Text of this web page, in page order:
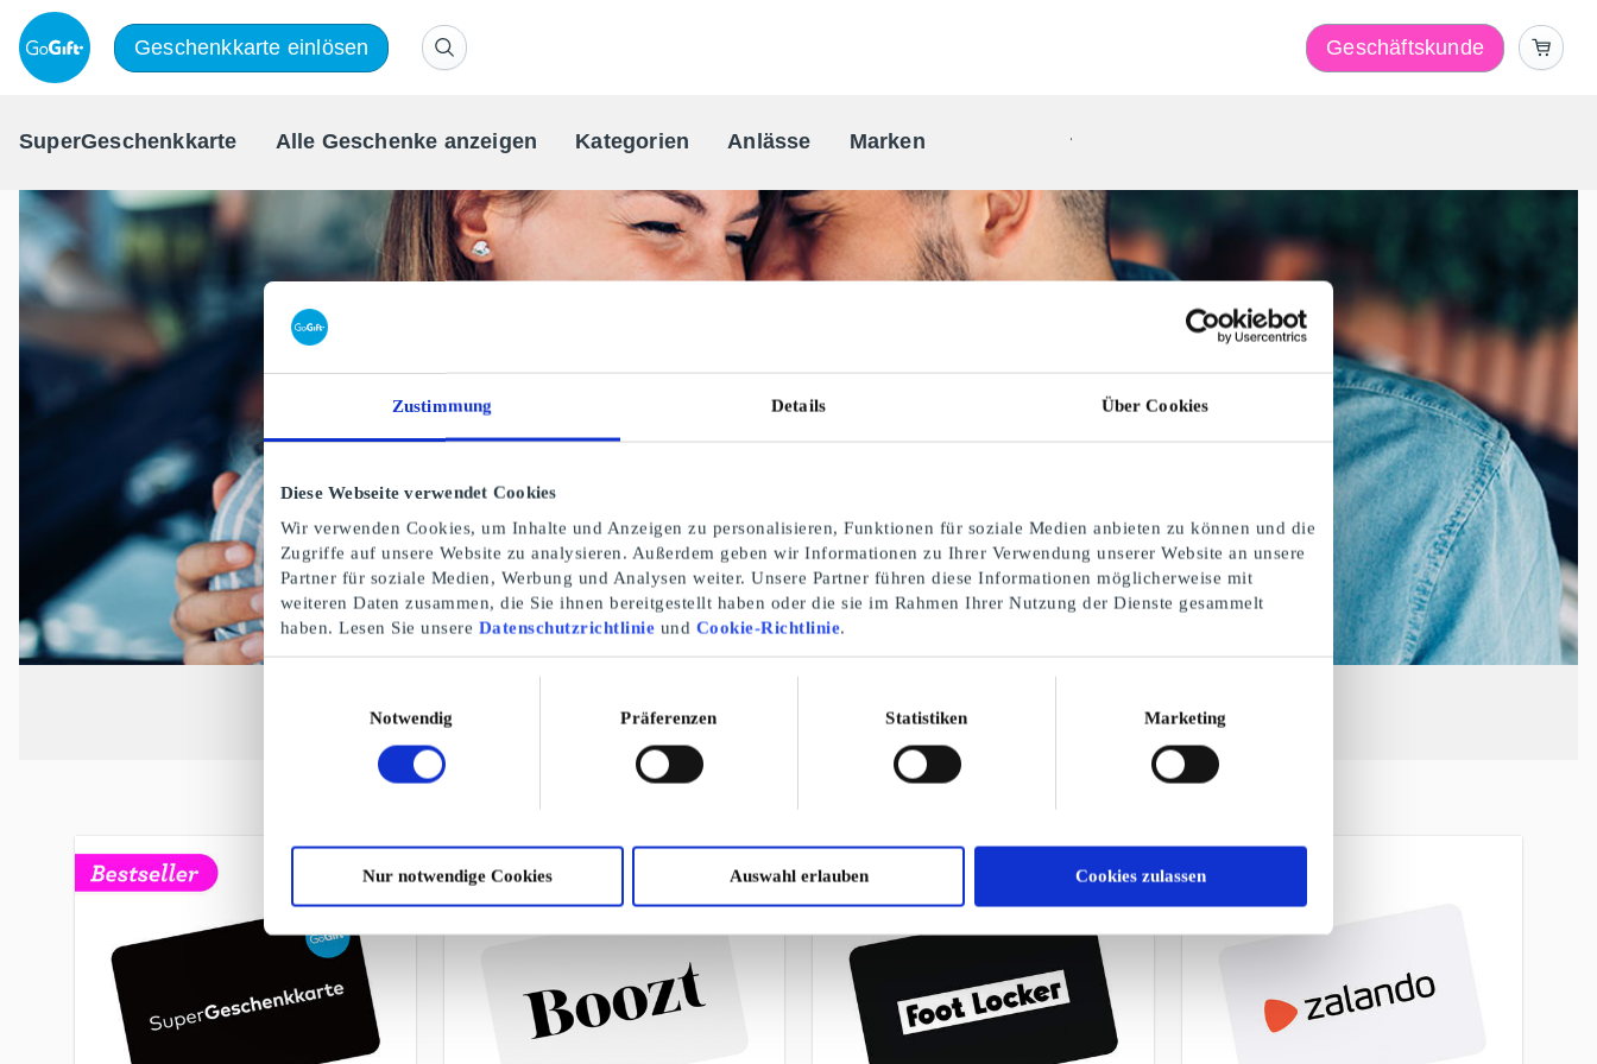
Zustimmung Details Über Cookies
Diese Webseite verwendet Cookies
Wir verwenden Cookies, um Inhalte und Anzeigen zu personalisieren, Funktionen für soziale Medien anbieten zu können und die
Zugriffe auf unsere Website zu analysieren. Außerdem geben wir Informationen zu Ihrer Verwendung unserer Website an unsere
Partner für soziale Medien, Werbung und Analysen weiter. Unsere Partner führen diese Informationen möglicherweise mit
weiteren Daten zusammen, die Sie ihnen bereitgestellt haben oder die sie im Rahmen Ihrer Nutzung der Dienste gesammelt
haben. Lesen Sie unsere Datenschutzrichtlinie und Cookie-Richtlinie.
Notwendig
Präferenzen Statistiken Marketing
Nur notwendige Cookies Auswahl erlauben Cookies zulassen
Geschenkkarte einlösen Geschäftskunde
SuperGeschenkkarte Alle Geschenke anzeigen Kategorien Anlässe Marken
One-stop Geschenkkarten Anbieter
EINE AUSWAHL UNSERER GESCHENKE